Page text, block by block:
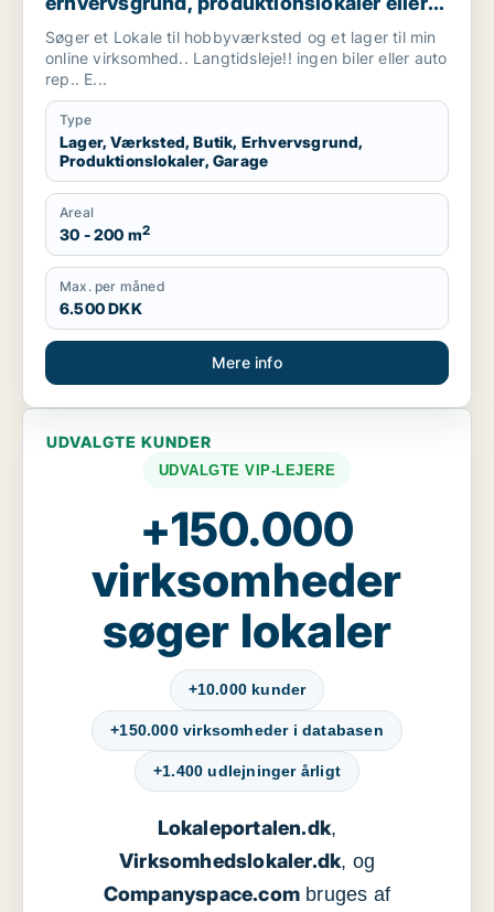
garage til leje i Vallensbæk, Ishøj eller
Sorø m.fl.
Søger et Lokale til hobbyværksted og et lager til min
online virksomhed.. Langtidsleje!! ingen biler eller auto
rep.. E...
Type
Lager, Værksted, Butik, Erhvervsgrund,
Produktionslokaler, Garage
Areal
30 - 200 m2
Max. per måned
6.500 DKK
Mere info
UDVALGTE KUNDER
UDVALGTE VIP-LEJERE
+150.000
virksomheder
søger lokaler
+10.000 kunder
+150.000 virksomheder i databasen
+1.400 udlejninger årligt
Lokaleportalen.dk,
Virksomhedslokaler.dk, og
Companyspace.com bruges af